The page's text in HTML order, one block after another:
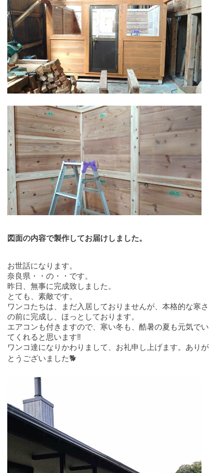
図面の内容で製作してお届けしました。
お世話になります。
奈良県・・の・・です。
昨日、無事に完成致しました。
とても、素敵です。
ワンコたちは、まだ入居しておりませんが、本格的な寒さ
の前に完成し、ほっとしております。
エアコンも付きますので、寒い冬も、酷暑の夏も元気でい
てくれると思います‼️
ワンコ達になりかわりまして、お礼申し上げます。ありが
とうございました🐕️